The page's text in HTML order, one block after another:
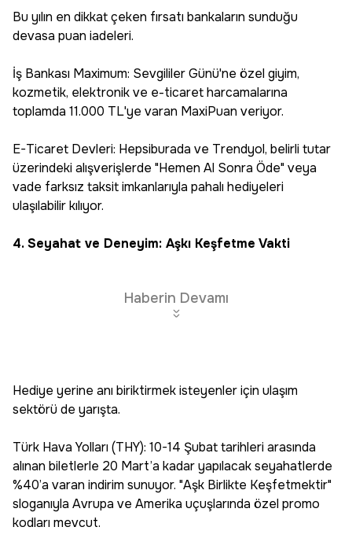
Bu yılın en dikkat çeken fırsatı bankaların sunduğu
devasa puan iadeleri.
İş Bankası Maximum: Sevgililer Günü'ne özel giyim,
kozmetik, elektronik ve e-ticaret harcamalarına
toplamda 11.000 TL'ye varan MaxiPuan veriyor.
E-Ticaret Devleri: Hepsiburada ve Trendyol, belirli tutar
üzerindeki alışverişlerde "Hemen Al Sonra Öde" veya
vade farksız taksit imkanlarıyla pahalı hediyeleri
ulaşılabilir kılıyor.
4. Seyahat ve Deneyim: Aşkı Keşfetme Vakti
Haberin Devamı
Hediye yerine anı biriktirmek isteyenler için ulaşım
sektörü de yarışta.
Türk Hava Yolları (THY): 10-14 Şubat tarihleri arasında
alınan biletlerle 20 Mart’a kadar yapılacak seyahatlerde
%40’a varan indirim sunuyor. "Aşk Birlikte Keşfetmektir"
sloganıyla Avrupa ve Amerika uçuşlarında özel promo
kodları mevcut.